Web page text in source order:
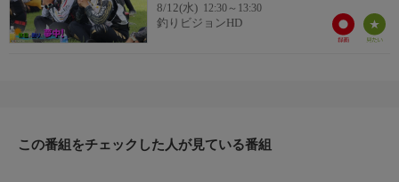
8/12(水) 12:30～13:30
釣りビジョンHD
この番組をチェックした人が見ている番組